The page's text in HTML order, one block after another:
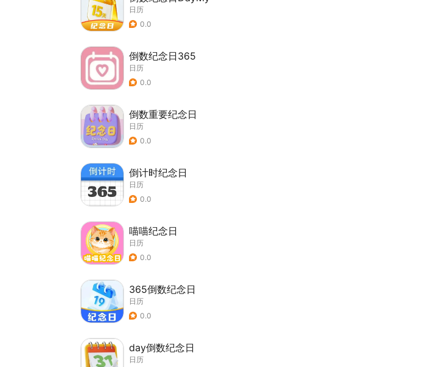
日历
0.0
倒数纪念日365
日历
0.0
倒数重要纪念日
日历
0.0
倒计时纪念日
日历
0.0
喵喵纪念日
日历
0.0
365倒数纪念日
日历
0.0
day倒数纪念日
日历